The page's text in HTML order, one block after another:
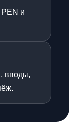
PEN и
вводы,